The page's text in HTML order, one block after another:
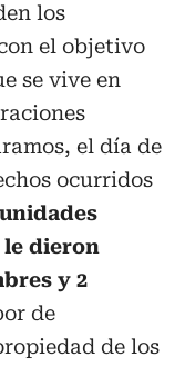
los
el objetivo
se vive en
el día de
ocurridos
unidades
le dieron
y 2
de
de los